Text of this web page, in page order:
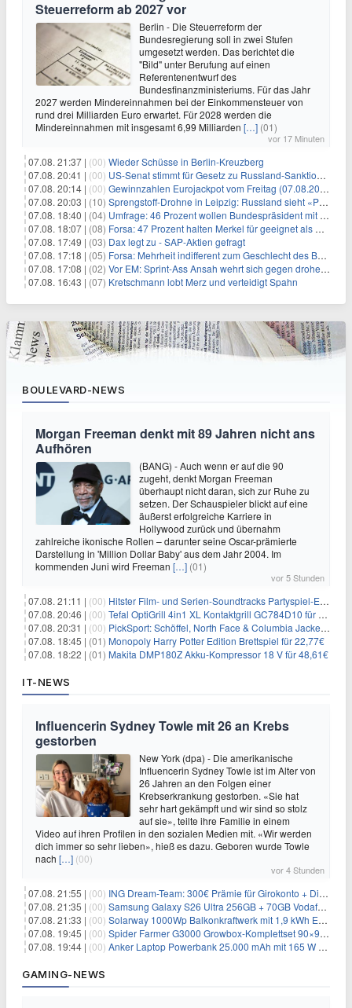
Steuerreform ab 2027 vor
Berlin - Die Steuerreform der
Bundesregierung soll in zwei Stufen
umgesetzt werden. Das berichtet die
"Bild" unter Berufung auf einen
Referentenentwurf des
Bundesfinanzministeriums. Für das Jahr
2027 werden Mindereinnahmen bei der Einkommensteuer von
rund drei Milliarden Euro erwartet. Für 2028 werden die
Mindereinnahmen mit insgesamt 6,99 Milliarden […] (01)
vor 17 Minuten
07.08. 21:37 | (00) Wieder Schüsse in Berlin-Kreuzberg
07.08. 20:41 | (00) US-Senat stimmt für Gesetz zu Russland-Sanktionen
07.08. 20:14 | (00) Gewinnzahlen Eurojackpot vom Freitag (07.08.2026)
07.08. 20:03 | (10) Sprengstoff-Drohne in Leipzig: Russland sieht «Provokation»
07.08. 18:40 | (04) Umfrage: 46 Prozent wollen Bundespräsident mit Politik-Erfahrung
07.08. 18:07 | (08) Forsa: 47 Prozent halten Merkel für geeignet als Bundespräsidentin
07.08. 17:49 | (03) Dax legt zu - SAP-Aktien gefragt
07.08. 17:18 | (05) Forsa: Mehrheit indifferent zum Geschlecht des Bundespräsidenten
07.08. 17:08 | (02) Vor EM: Sprint-Ass Ansah wehrt sich gegen drohende Sperre
07.08. 16:43 | (07) Kretschmann lobt Merz und verteidigt Spahn
BOULEVARD-NEWS
Morgan Freeman denkt mit 89 Jahren nicht ans
Aufhören
(BANG) - Auch wenn er auf die 90
zugeht, denkt Morgan Freeman
überhaupt nicht daran, sich zur Ruhe zu
setzen. Der Schauspieler blickt auf eine
äußerst erfolgreiche Karriere in
Hollywood zurück und übernahm
zahlreiche ikonische Rollen – darunter seine Oscar-prämierte
Darstellung in 'Million Dollar Baby' aus dem Jahr 2004. Im
kommenden Juni wird Freeman […] (01)
vor 5 Stunden
07.08. 21:11 | (00) Hitster Film- und Serien-Soundtracks Partyspiel-Erweiterung für 6,99€
07.08. 20:46 | (00) Tefal OptiGrill 4in1 XL Kontaktgrill GC784D10 für 239,99€
07.08. 20:31 | (00) PickSport: Schöffel, North Face & Columbia Jacken ab 39,60€
07.08. 18:45 | (01) Monopoly Harry Potter Edition Brettspiel für 22,77€
07.08. 18:22 | (01) Makita DMP180Z Akku-Kompressor 18 V für 48,61€
IT-NEWS
Influencerin Sydney Towle mit 26 an Krebs
gestorben
New York (dpa) - Die amerikanische
Influencerin Sydney Towle ist im Alter von
26 Jahren an den Folgen einer
Krebserkrankung gestorben. «Sie hat
sehr hart gekämpft und wir sind so stolz
auf sie», teilte ihre Familie in einem
Video auf ihren Profilen in den sozialen Medien mit. «Wir werden
dich immer so sehr lieben», hieß es dazu. Geboren wurde Towle
nach […] (00)
vor 4 Stunden
07.08. 21:55 | (00) ING Dream-Team: 300€ Prämie für Girokonto + Direkt-Depot
07.08. 21:35 | (00) Samsung Galaxy S26 Ultra 256GB + 70GB Vodafone-Netz für 34,99€/Monat (effektiv 4,74€/Monat)
07.08. 21:33 | (00) Solarway 1000Wp Balkonkraftwerk mit 1,9 kWh EcoFlow-Speicher für 719€ + 30€ Filial-Gutschein
07.08. 19:45 | (00) Spider Farmer G3000 Growbox-Komplettset 90×90×180 cm für 379,99€
07.08. 19:44 | (00) Anker Laptop Powerbank 25.000 mAh mit 165 W refurbished für 58,39€
GAMING-NEWS